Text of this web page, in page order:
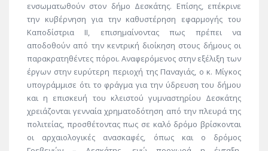
ενσωματωθούν στον δήμο Δεσκάτης. Επίσης, επέκρινε
την κυβέρνηση για την καθυστέρηση εφαρμογής του
Καποδίστρια ΙΙ, επισημαίνοντας πως πρέπει να
αποδοθούν από την κεντρική διοίκηση στους δήμους οι
παρακρατηθέντες πόροι. Αναφερόμενος στην εξέλιξη των
έργων στην ευρύτερη περιοχή της Παναγιάς, ο κ. Μίγκος
υπογράμμισε ότι το φράγμα για την ύδρευση του δήμου
και η επισκευή του κλειστού γυμναστηρίου Δεσκάτης
χρειάζονται γενναία χρηματοδότηση από την πλευρά της
πολιτείας, προσθέτοντας πως σε καλό δρόμο βρίσκονται
οι αρχαιολογικές ανασκαφές, όπως και ο δρόμος